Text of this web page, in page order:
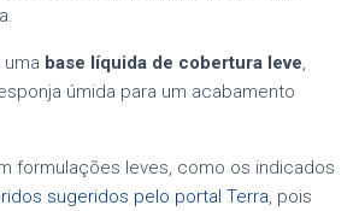
uma base líquida de cobertura leve,
úmida para um acabamento
formulações leves, como os indicados
sugeridos pelo portal Terra, pois